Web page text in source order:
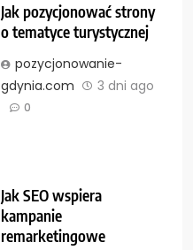
Jak pozycjonować strony
o tematyce turystycznej
pozycjonowanie-
gdynia.com
3 dni ago
0
Jak SEO wspiera
kampanie
remarketingowe